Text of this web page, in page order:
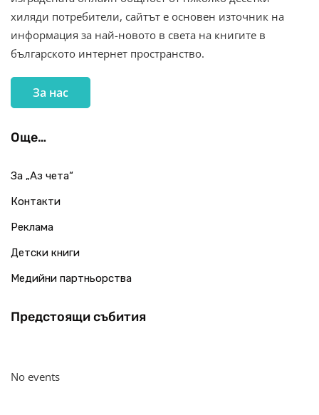
хиляди потребители, сайтът е основен източник на
информация за най-новото в света на книгите в
българското интернет пространство.
За нас
Още…
За „Аз чета“
Контакти
Реклама
Детски книги
Медийни партньорства
Предстоящи събития
No events